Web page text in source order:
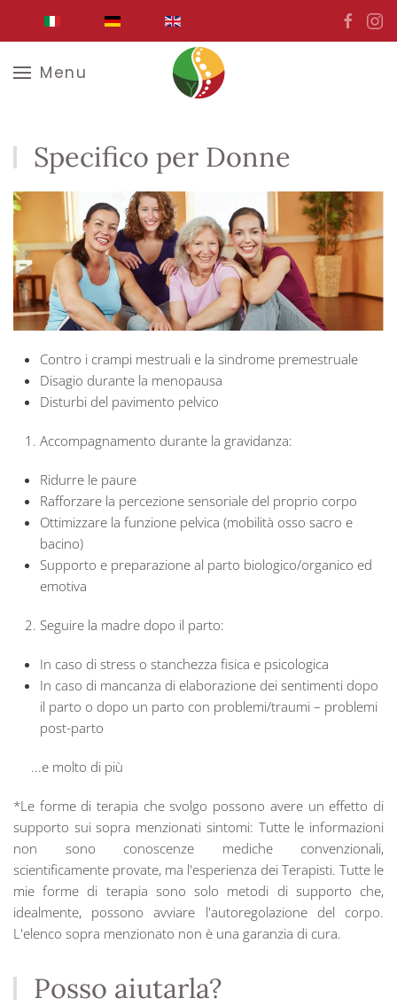
Menu
Specifico per Donne
Contro i crampi mestruali e la sindrome premestruale
Disagio durante la menopausa
Disturbi del pavimento pelvico
Accompagnamento durante la gravidanza:
Ridurre le paure
Rafforzare la percezione sensoriale del proprio corpo
Ottimizzare la funzione pelvica (mobilità osso sacro e
bacino)
Supporto e preparazione al parto biologico/organico ed
emotiva
Seguire la madre dopo il parto:
In caso di stress o stanchezza fisica e psicologica
In caso di mancanza di elaborazione dei sentimenti dopo
il parto o dopo un parto con problemi/traumi – problemi
post-parto
...e molto di più
*Le forme di terapia che svolgo possono avere un effetto di
supporto sui sopra menzionati sintomi: Tutte le informazioni
non sono conoscenze mediche convenzionali,
scientificamente provate, ma l'esperienza dei Terapisti. Tutte le
mie forme di terapia sono solo metodi di supporto che,
idealmente, possono avviare l'autoregolazione del corpo.
L'elenco sopra menzionato non è una garanzia di cura.
Posso aiutarla?